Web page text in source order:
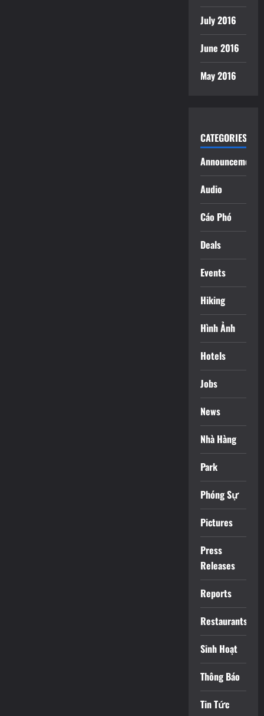
July 2016
June 2016
May 2016
CATEGORIES
Announcements
Audio
Cáo Phó
Deals
Events
Hiking
Hình Ảnh
Hotels
Jobs
News
Nhà Hàng
Park
Phóng Sự
Pictures
Press
Releases
Reports
Restaurants
Sinh Hoạt
Thông Báo
Tin Tức